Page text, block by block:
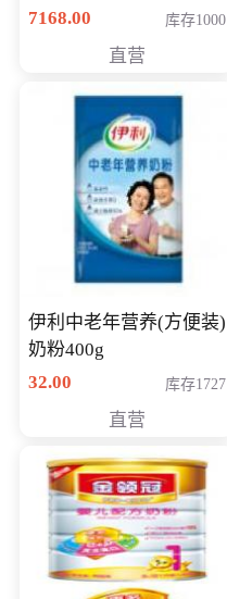
储卡全高清摄录一体机
清入门级摄像机
7168.00 库存1000
直营
伊利中老年营养(方便装)
奶粉400g
32.00
库存1727
直营